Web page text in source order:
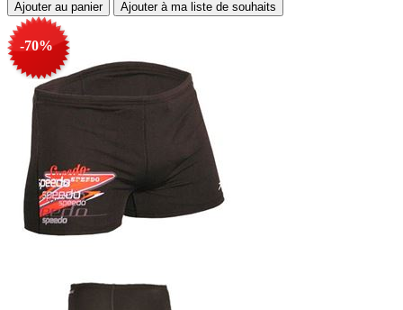
-70%